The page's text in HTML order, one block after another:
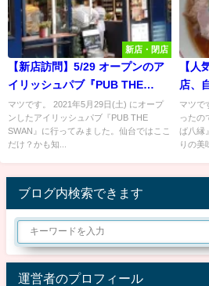
新店・閉店
【新店訪問】5/29 オープンのア
イリッシュパブ『PUB THE
SWAN』でアイルランドビール
「キルケニー」を飲んでみた！
マツです。 2021年5月29日(土) にオープ
ンしたアイリッシュパブ『PUB THE
SWAN』に行ってみました。仙台ではここ
だけ？かも知...
【人
店、
（ヤ
ぎる
マツで
ったの
ば八縁
りの美
ブログ内検索できます
運営者のプロフィール